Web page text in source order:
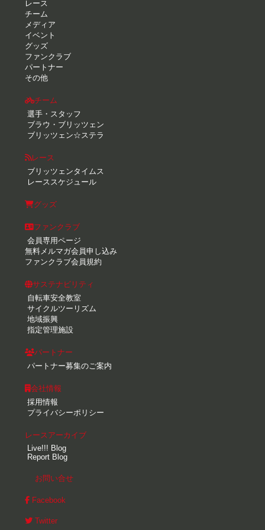
レース
チーム
メディア
イベント
グッズ
ファンクラブ
パートナー
その他
チーム
選手・スタッフ
ブラウ・ブリッツェン
ブリッツェン☆ステラ
レース
ブリッツェンタイムス
レーススケジュール
グッズ
ファンクラブ
会員専用ページ
無料メルマガ会員申し込み
ファンクラブ会員規約
サステナビリティ
自転車安全教室
サイクルツーリズム
地域振興
指定管理施設
パートナー
パートナー募集のご案内
会社情報
採用情報
プライバシーポリシー
レースアーカイブ
Live!!! Blog
Report Blog
お問い合せ
Facebook
Twitter